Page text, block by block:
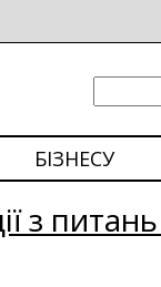
БІЗНЕСУ
з